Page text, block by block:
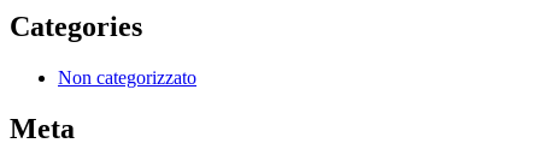
Categories
Non categorizzato
Meta